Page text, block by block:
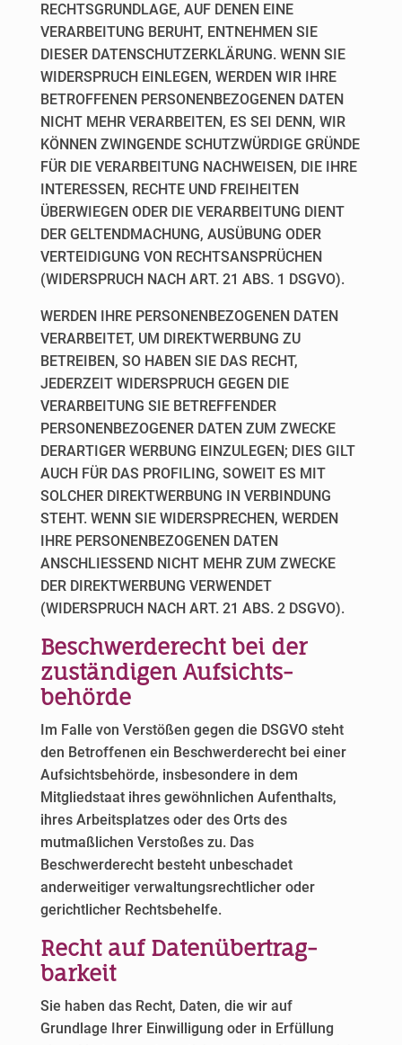
RECHTSGRUNDLAGE, AUF DENEN EINE
VERARBEITUNG BERUHT, ENTNEHMEN SIE
DIESER DATENSCHUTZERKLÄRUNG. WENN SIE
WIDERSPRUCH EINLEGEN, WERDEN WIR IHRE
BETROFFENEN PERSONENBEZOGENEN DATEN
NICHT MEHR VERARBEITEN, ES SEI DENN, WIR
KÖNNEN ZWINGENDE SCHUTZWÜRDIGE GRÜNDE
FÜR DIE VERARBEITUNG NACHWEISEN, DIE IHRE
INTERESSEN, RECHTE UND FREIHEITEN
ÜBERWIEGEN ODER DIE VERARBEITUNG DIENT
DER GELTENDMACHUNG, AUSÜBUNG ODER
VERTEIDIGUNG VON RECHTSANSPRÜCHEN
(WIDERSPRUCH NACH ART. 21 ABS. 1 DSGVO).
WERDEN IHRE PERSONENBEZOGENEN DATEN
VERARBEITET, UM DIREKTWERBUNG ZU
BETREIBEN, SO HABEN SIE DAS RECHT,
JEDERZEIT WIDERSPRUCH GEGEN DIE
VERARBEITUNG SIE BETREFFENDER
PERSONENBEZOGENER DATEN ZUM ZWECKE
DERARTIGER WERBUNG EINZULEGEN; DIES GILT
AUCH FÜR DAS PROFILING, SOWEIT ES MIT
SOLCHER DIREKTWERBUNG IN VERBINDUNG
STEHT. WENN SIE WIDERSPRECHEN, WERDEN
IHRE PERSONENBEZOGENEN DATEN
ANSCHLIESSEND NICHT MEHR ZUM ZWECKE
DER DIREKTWERBUNG VERWENDET
(WIDERSPRUCH NACH ART. 21 ABS. 2 DSGVO).
Beschwerde­recht bei der
zuständigen Aufsichts­
behörde
Im Falle von Verstößen gegen die DSGVO steht
den Betroffenen ein Beschwerderecht bei einer
Aufsichtsbehörde, insbesondere in dem
Mitgliedstaat ihres gewöhnlichen Aufenthalts,
ihres Arbeitsplatzes oder des Orts des
mutmaßlichen Verstoßes zu. Das
Beschwerderecht besteht unbeschadet
anderweitiger verwaltungsrechtlicher oder
gerichtlicher Rechtsbehelfe.
Recht auf Daten­übertrag­
barkeit
Sie haben das Recht, Daten, die wir auf
Grundlage Ihrer Einwilligung oder in Erfüllung